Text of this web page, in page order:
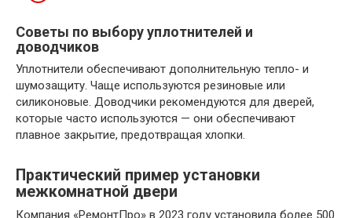
Советы по выбору уплотнителей и
доводчиков
Уплотнители обеспечивают дополнительную тепло- и
шумозащиту. Чаще используются резиновые или
силиконовые. Доводчики рекомендуются для дверей,
которые часто используются — они обеспечивают
плавное закрытие, предотвращая хлопки.
Практический пример установки
межкомнатной двери
Компания «РемонтПро» в 2023 году установила более 500